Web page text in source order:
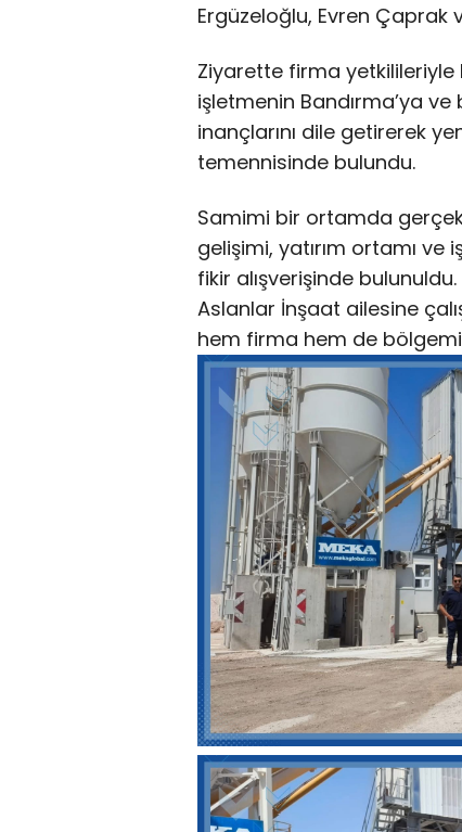
Ergüzeloğlu, Evren Çaprak
Ziyarette firma yetkilileriyle
işletmenin Bandırma’ya
inançlarını dile getirerek
temennisinde bulundu.
Samimi bir ortamda
gelişimi, yatırım ortamı ve
fikir alışverişinde
Aslanlar İnşaat ailesine
hem firma hem de